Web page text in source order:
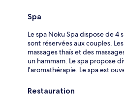
Spa
Le spa Noku Spa dispose de 4
sont réservées aux couples.
massages thaïs et des
un hammam. Le spa propose
l'aromathérapie. Le spa est
Restauration